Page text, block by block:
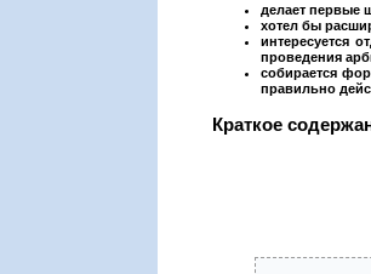
делает первые
хотел бы
интересуется
проведения
собирается
правильно
Краткое